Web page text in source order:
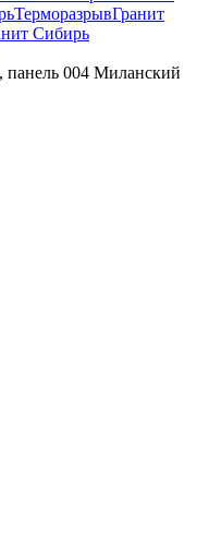
ТерморазрывГранит
Сибирь
панель 004 Миланский